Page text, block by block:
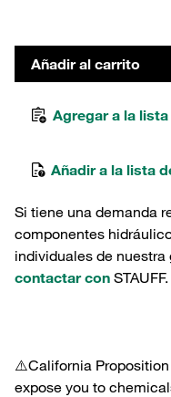
Añadir al carrito
Agregar a la
Añadir a la lista
Si tiene una demanda
componentes
individuales de
contactar con STAUFF.
⚠️California
expose you to